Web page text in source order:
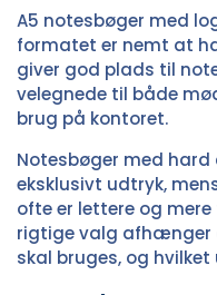
A5 notesbøger med
formatet er nemt at
giver god plads til
velegnede til både
brug på kontoret.
Notesbøger med hard
eksklusivt udtryk,
ofte er lettere og mere
rigtige valg afhænger
skal bruges, og hvilket